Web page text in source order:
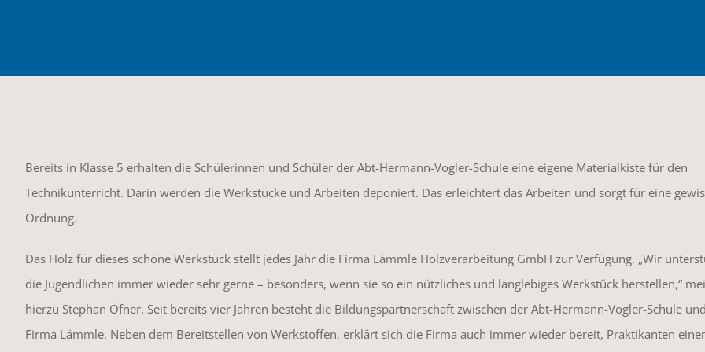
Bereits in Klasse 5 erhalten die Schülerinnen und Schüler der Abt-Hermann-Vogler-Schule eine eigene Materialkiste für den
Technikunterricht. Darin werden die Werkstücke und Arbeiten deponiert. Das erleichtert das Arbeiten und sorgt für eine
Ordnung.
Das Holz für dieses schöne Werkstück stellt jedes Jahr die Firma Lämmle Holzverarbeitung GmbH zur Verfügung. „Wir
die Jugendlichen immer wieder sehr gerne – besonders, wenn sie so ein nützliches und langlebiges Werkstück herstellen,“
hierzu Stephan Öfner. Seit bereits vier Jahren besteht die Bildungspartnerschaft zwischen der Abt-Hermann-Vogler-Schule
Firma Lämmle. Neben dem Bereitstellen von Werkstoffen, erklärt sich die Firma auch immer wieder bereit, Praktikanten